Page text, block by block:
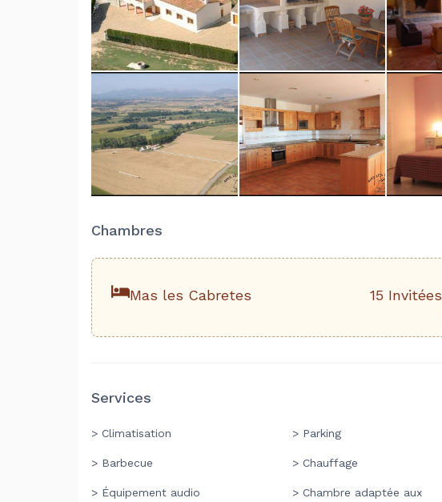
Chambres
Mas les Cabretes 15 Invitées
Services
> Climatisation > Parking
> Barbecue > Chauffage
> Équipement audio
> Chambre adaptée aux